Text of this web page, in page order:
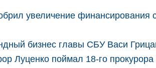
увеличение финансирования
бизнес главы СБУ Васи
Луценко поймал 18-го прокурора